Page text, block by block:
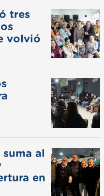
tres
volvió
suma al
en